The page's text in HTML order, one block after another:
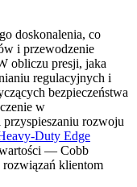
doskonalenia, co
i przewodzenie
obliczu presji, jaka
regulacyjnych i
bezpieczeństwa
w
rozwoju
Duty Edge
— Cobb
rozwiązań klientom